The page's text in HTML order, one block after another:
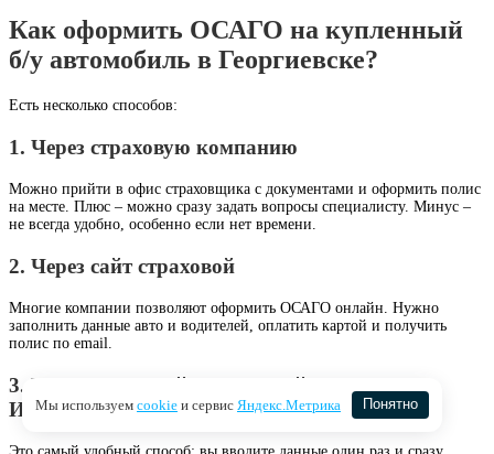
Как оформить ОСАГО на купленный
б/у автомобиль в Георгиевске?
Есть несколько способов:
1. Через страховую компанию
Можно прийти в офис страховщика с документами и оформить полис
на месте. Плюс – можно сразу задать вопросы специалисту. Минус –
не всегда удобно, особенно если нет времени.
2. Через сайт страховой
Многие компании позволяют оформить ОСАГО онлайн. Нужно
заполнить данные авто и водителей, оплатить картой и получить
полис по email.
3. Через страховой маркетплейс (например,
Ингуро)
Мы используем cookie и сервис Яндекс.Метрика Понятно